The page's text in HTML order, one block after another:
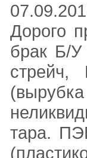
Дорого
брак Б/
стрейч,
тара.